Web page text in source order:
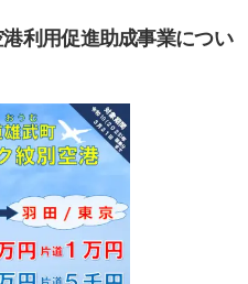
利用促進助成事業につい